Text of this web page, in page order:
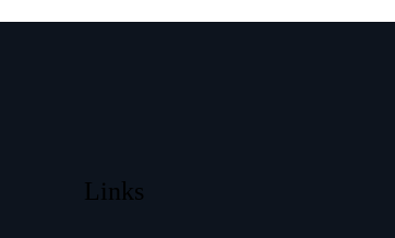
Links